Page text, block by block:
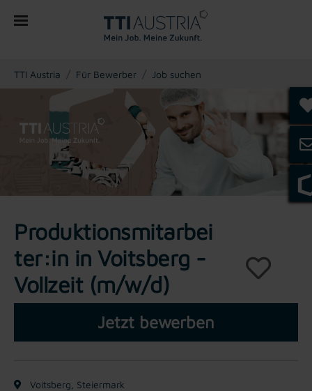
You are here:
TTI Austria Für Bewerber Job suchen
Produktionsmitarbei
ter:in in Voitsberg -
Vollzeit (m/w/d)
Jetzt bewerben
Voitsberg, Steiermark